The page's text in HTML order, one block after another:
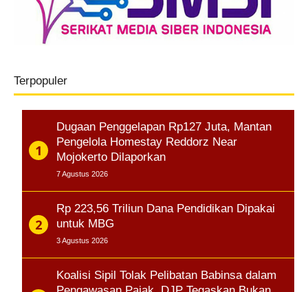
Terpopuler
Dugaan Penggelapan Rp127 Juta, Mantan
Pengelola Homestay Reddorz Near
Mojokerto Dilaporkan
7 Agustus 2026
Rp 223,56 Triliun Dana Pendidikan Dipakai
untuk MBG
3 Agustus 2026
Koalisi Sipil Tolak Pelibatan Babinsa dalam